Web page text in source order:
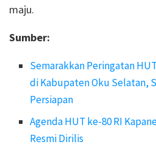
maju.
Sumber:
Semarakkan Peringatan
di Kabupaten Oku Selatan,
Persiapan
Agenda HUT ke-80 RI
Resmi Dirilis